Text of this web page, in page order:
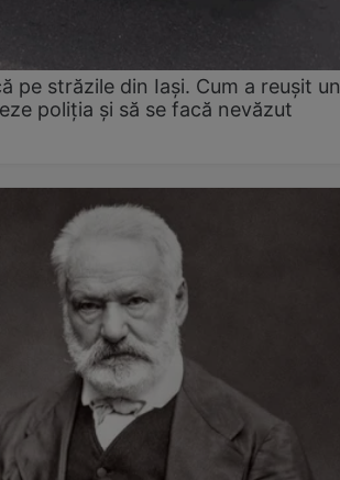
pe străzile din Iași. Cum a reușit un
poliția și să se facă nevăzut